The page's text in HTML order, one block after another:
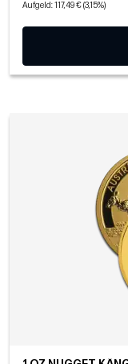
Aufgeld: 117,49 € (3,15%)